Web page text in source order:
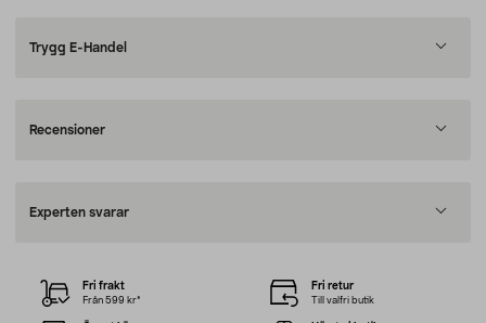
Trygg E-Handel
Recensioner
Experten svarar
Fri frakt
Från 599 kr*
Fri retur
Till valfri butik